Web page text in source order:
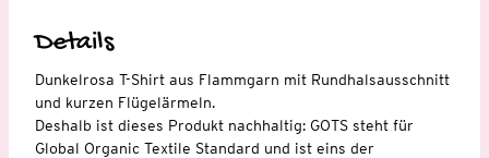
Details
Dunkelrosa T-Shirt aus Flammgarn mit Rundhalsausschnitt
und kurzen Flügelärmeln.
Deshalb ist dieses Produkt nachhaltig: GOTS steht für
Global Organic Textile Standard und ist eins der